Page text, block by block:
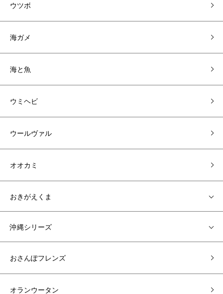
ウツボ
海ガメ
海と魚
ウミヘビ
ウールヴァル
オオカミ
おきがえくま
沖縄シリーズ
おさんぽフレンズ
オランウータン